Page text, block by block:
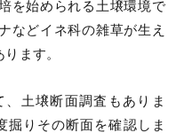
を始められる土壌環境で
などイネ科の雑草が生え
ます。
土壌断面調査もありま
掘りその断面を確認しま